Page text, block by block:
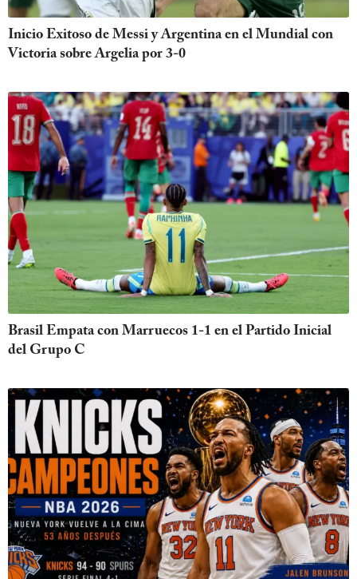
Inicio Exitoso de Messi y Argentina en el Mundial con
Victoria sobre Argelia por 3-0
Brasil Empata con Marruecos 1-1 en el Partido Inicial
del Grupo C